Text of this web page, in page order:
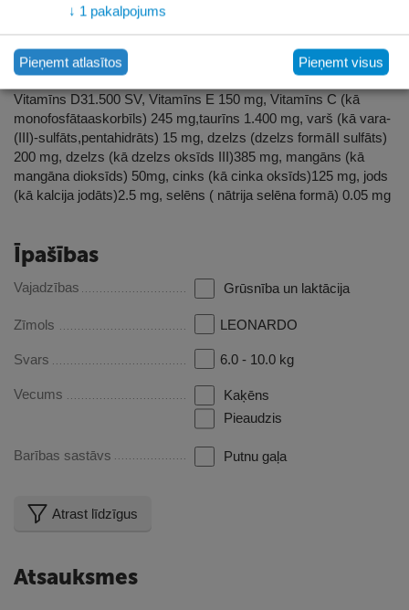
Analītiskās sastāvdaļas:
koppelni 8,7%, kopšķiedras 2,%, mitrums 10.0%, kalcijs 1.4%,
fosfors 1.1%, nātrijs 0.4%, magnijs 0.1%.
Piedevas uz kg. Barības piedevas:
A vitamīns 15.000 IU,
Vitamīns D31.500 SV, Vitamīns E 150 mg, Vitamīns C (kā
monofosfātaaskorbīls) 245 mg,taurīns 1.400 mg, varš (kā vara-
(III)-sulfāts,pentahidrāts) 15 mg, dzelzs (dzelzs formāII sulfāts)
200 mg, dzelzs (kā dzelzs oksīds III)385 mg, mangāns (kā
mangāna dioksīds) 50mg, cinks (kā cinka oksīds)125 mg, jods
(kā kalcija jodāts)2.5 mg, selēns ( nātrija selēna formā) 0.05 mg
Īpašības
Vajadzības Grūsnība un laktācija
Zīmols LEONARDO
Svars 6.0 - 10.0 kg
Vecums
Kaķēns
Pieaudzis
Barības sastāvs Putnu gaļa
Atrast līdzīgus
Atsauksmes
↓ 1 pakalpojums
Pieņemt atlasītos Pieņemt visus